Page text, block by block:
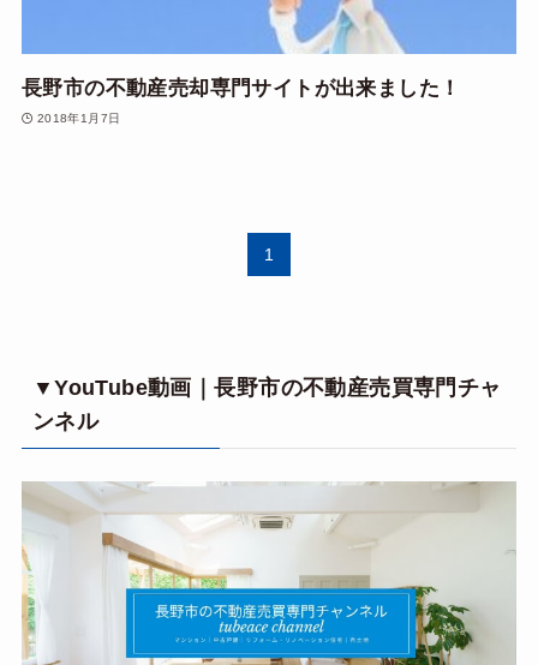
長野市の不動産売却専門サイトが出来ました！
2018年1月7日
1
▼YouTube動画｜長野市の不動産売買専門チャ
ンネル